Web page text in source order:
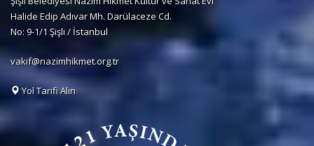
Halide Edip Adıvar Mh. Darülaceze Cd.
No: 9-1/1 Şişli / İstanbul
vakif@nazimhikmet.org.tr
Yol Tarifi Alın